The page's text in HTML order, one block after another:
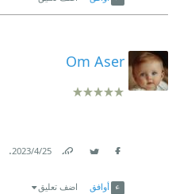
Om Aser
25‏/4‏/2023
.
أوافق اضف تعليق